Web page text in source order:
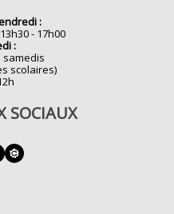
:
- 17h00
:
samedis
scolaires)
SOCIAUX